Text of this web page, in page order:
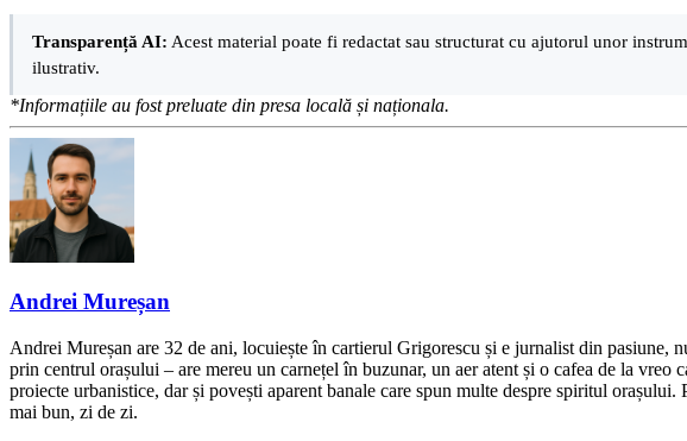
Transparență AI: Acest material poate fi redactat sau structurat cu ajutorul unor
ilustrativ.
*Informațiile au fost preluate din presa locală și naționala.
Andrei Mureșan
Andrei Mureșan are 32 de ani, locuiește în cartierul Grigorescu și e jurnalist din
prin centrul orașului – are mereu un carnețel în buzunar, un aer atent și o cafea de la
proiecte urbanistice, dar și povești aparent banale care spun multe despre spiritul
mai bun, zi de zi.